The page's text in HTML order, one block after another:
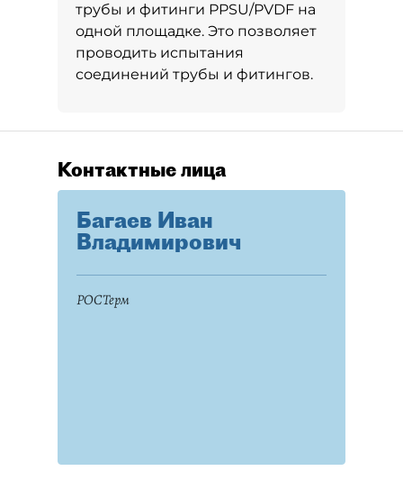
трубы и фитинги PPSU/PVDF на
одной площадке. Это позволяет
проводить испытания
соединений трубы и фитингов.
Контактные лица
Багаев Иван
Владимирович
РОСТерм